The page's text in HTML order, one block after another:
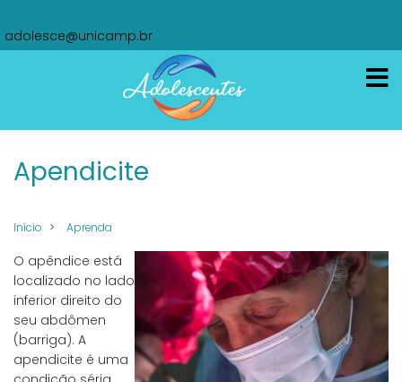
para
o
adolesce@unicamp.br
Apendicite
Início Aprenda
O apêndice está
localizado no lado
inferior direito do
seu abdômen
(barriga). A
apendicite é uma